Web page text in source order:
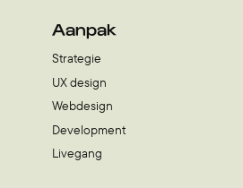
Aanpak
Strategie
UX design
Webdesign
Development
Livegang